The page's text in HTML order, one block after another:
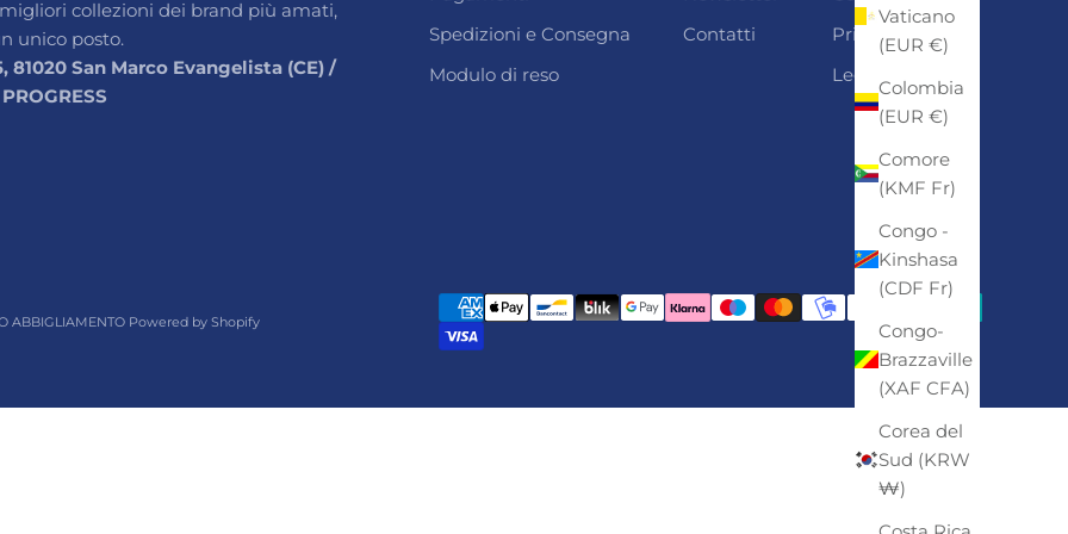
Vaticano
(EUR €)
Colombia
(EUR €)
Comore
(KMF Fr)
Congo -
Kinshasa
(CDF Fr)
Congo-
Brazzaville
(XAF CFA)
Corea del
Sud (KRW
₩)
collezioni dei brand più amati,
unico posto.
81020 San Marco Evangelista (CE) /
Spedizioni e Consegna
Modulo di reso
Contatti
Privacy
Legal Notice
ABBIGLIAMENTO Powered by Shopify